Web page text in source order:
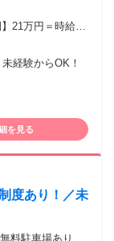
21万円＝時給
経験からOK！
を見る
度あり！／未
無料駐車場あり